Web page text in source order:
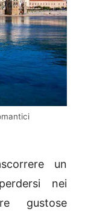
un
nei
gustose